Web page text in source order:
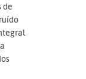
de